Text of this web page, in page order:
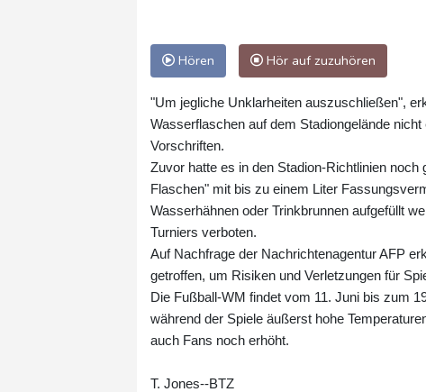
Hören Hör auf zuzuhören
"Um jegliche Unklarheiten auszuschließen",
Wasserflaschen auf dem Stadiongelände
Vorschriften.
Zuvor hatte es in den Stadion-Richtlinien
Flaschen" mit bis zu einem Liter
Wasserhähnen oder Trinkbrunnen aufgefüllt
Turniers verboten.
Auf Nachfrage der Nachrichtenagentur AFP
getroffen, um Risiken und Verletzungen für
Die Fußball-WM findet vom 11. Juni bis zum
während der Spiele äußerst hohe
auch Fans noch erhöht.
T. Jones--BTZ